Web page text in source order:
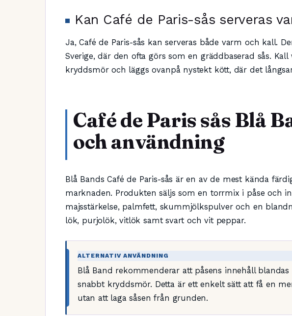
Kan Café de Paris-sås serveras
Ja, Café de Paris-sås kan serveras både varm och kall.
Sverige, där den ofta görs som en gräddbaserad sås.
kryddsmör och läggs ovanpå nystekt kött, där det
Café de Paris sås Blå
och användning
Blå Bands Café de Paris-sås är en av de mest kända
marknaden. Produkten säljs som en torrmix i påse och
majsstärkelse, palmfett, skummjölkspulver och en
lök, purjolök, vitlök samt svart och vit peppar.
ALTERNATIV ANVÄNDNING
Blå Band rekommenderar att påsens innehåll
snabbt kryddsmör. Detta är ett enkelt sätt att få en
utan att laga såsen från grunden.